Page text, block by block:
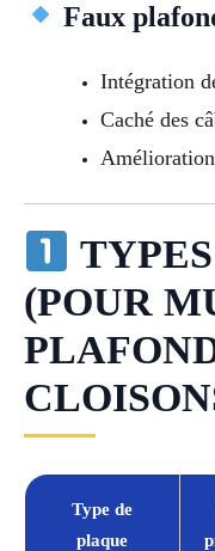
Faux
Intégration
Caché des
(POUR
Type de
plaque